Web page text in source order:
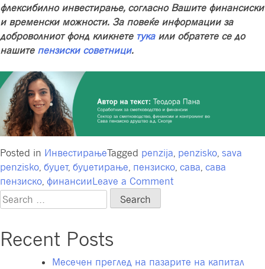
флексибилно инвестирање, согласно Вашите финансиски
и временски можности. За повеќе информации за
доброволниот фонд кликнете тукаили обратете се до
нашите пензиски советници.
Posted in ИнвестирањеTagged penzija penzisko sava
penzisko буџет, буџетирање пензиско сава сава
пензиско финансииLeave a Commenton
Search
for:
Recent Posts
Месечен преглед на пазарите на капитал